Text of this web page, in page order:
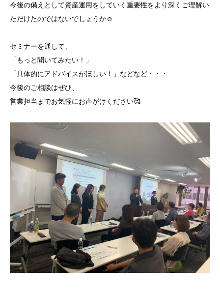
今後の備えとして資産運用をしていく重要性をより深くご理解い
ただけたのではないでしょうか☺️
セミナーを通して、
「もっと聞いてみたい！」
「具体的にアドバイスがほしい！」などなど・・・
今後のご相談はぜひ、
営業担当までお気軽にお声がけください🥰